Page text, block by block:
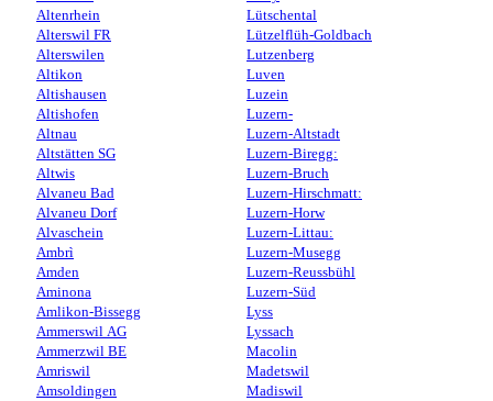
Altenrhein
Alterswil FR
Alterswilen
Altikon
Altishausen
Altishofen
Altnau
Altstätten SG
Altwis
Alvaneu Bad
Alvaneu Dorf
Alvaschein
Ambrì
Amden
Aminona
Amlikon-Bissegg
Ammerswil AG
Ammerzwil BE
Amriswil
Amsoldingen
Lütschental
Lützelflüh-Goldbach
Lutzenberg
Luven
Luzein
Luzern-
Luzern-Altstadt
Luzern-Biregg:
Luzern-Bruch
Luzern-Hirschmatt:
Luzern-Horw
Luzern-Littau:
Luzern-Musegg
Luzern-Reussbühl
Luzern-Süd
Lyss
Lyssach
Macolin
Madetswil
Madiswil